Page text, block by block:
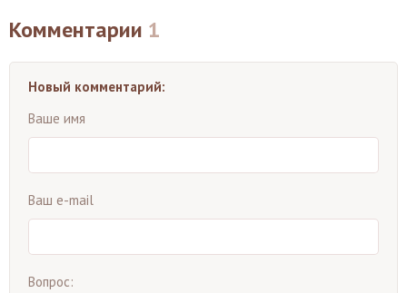
Комментарии 1
Новый комментарий:
Ваше имя
Ваш e-mail
Вопрос: